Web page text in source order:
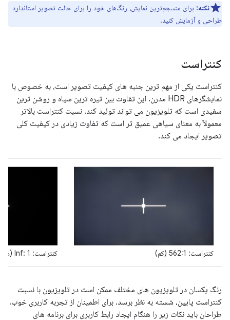
نکته: برای منسجم‌ترین نمایش، رنگ‌های خود را برای حالت تصویر استاندارد
طراحی و آزمایش کنید.
کنتراست
کنتراست یکی از مهم ترین جنبه های کیفیت تصویر است، به خصوص با
نمایشگرهای HDR مدرن. این تفاوت بین تیره ترین سیاه و روشن ترین
سفیدی است که تلویزیون می تواند تولید کند. نسبت کنتراست بالاتر
معمولاً به معنای سیاهی عمیق تر است که تفاوت زیادی در کیفیت کلی
تصویر ایجاد می کند.
کنتراست: 562:1 (کم) کنتراست: Inf: 1 (عالی)
رنگ یکسان در تلویزیون های مختلف ممکن است در تلویزیون با نسبت
کنتراست پایین، شسته به نظر برسد. برای اطمینان از تجربه کاربری خوب،
طراحان باید نکات زیر را هنگام ایجاد رابط کاربری برای برنامه های